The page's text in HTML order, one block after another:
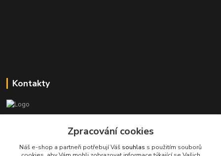
Kontakty
+420 601 366 545Zpracování cookies
Náš e-shop a partneři potřebují Váš souhlas s použitím souborů